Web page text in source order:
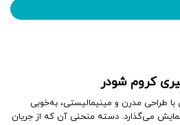
کروم شودر
طراحی مدرن و مینیمالیستی، به‌خوبی
می‌گذارد. دسته منحنی آن که از جریان